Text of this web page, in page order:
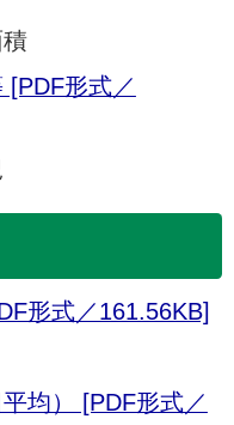
[PDF形式／
形式／161.56KB]
均） [PDF形式／